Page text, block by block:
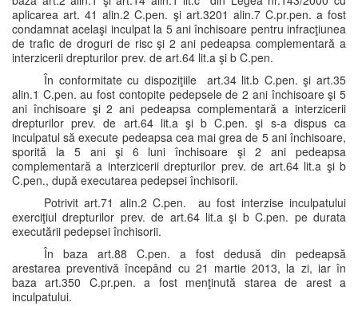
aplicarea art. 41 alin.2 C.pen. şi art.3201 alin.7 C.pr.pen. a fost
condamnat acelaşi inculpat la 5 ani închisoare pentru infracţiunea
de trafic de droguri de risc şi 2 ani pedeapsa complementară a
interzicerii drepturilor prev. de art.64 lit.a şi b C.pen.
În conformitate cu dispoziţiile art.34 lit.b C.pen. şi art.35
alin.1 C.pen. au fost contopite pedepsele de 2 ani închisoare şi 5
ani închisoare şi 2 ani pedeapsa complementară a interzicerii
drepturilor prev. de art.64 lit.a şi b C.pen. şi s-a dispus ca
inculpatul să execute pedeapsa cea mai grea de 5 ani închisoare,
sporită la 5 ani şi 6 luni închisoare şi 2 ani pedeapsa
complementară a interzicerii drepturilor prev. de art.64 lit.a şi b
C.pen., după executarea pedepsei închisorii.
Potrivit art.71 alin.2 C.pen. au fost interzise inculpatului
exerciţiul drepturilor prev. de art.64 lit.a şi b C.pen. pe durata
executării pedepsei închisorii.
În baza art.88 C.pen. a fost dedusă din pedeapsă
arestarea preventivă începând cu 21 martie 2013, la zi, iar în
baza art.350 C.pr.pen. a fost menţinută starea de arest a
inculpatului.